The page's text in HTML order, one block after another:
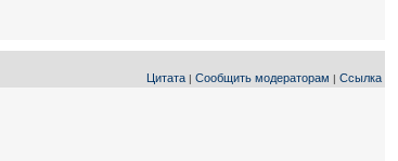
Цитата | Сообщить модераторам | Ссылка